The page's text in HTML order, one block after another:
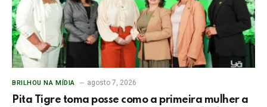
BRILHOU NA MÍDIA agosto 7, 2026
Pita Tigre toma posse como a primeira mulher a